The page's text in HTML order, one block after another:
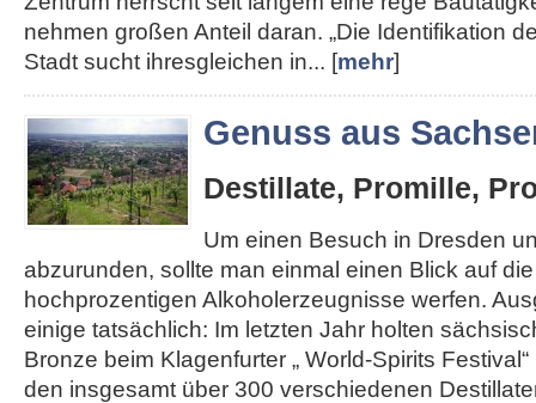
nehmen großen Anteil daran. „Die Identifikation
Stadt sucht ihresgleichen in... [mehr]
Genuss aus
Destillate, Promille,
Um einen Besuch in Dresden
abzurunden, sollte man einmal einen Blick auf
hochprozentigen Alkoholerzeugnisse werfen.
einige tatsächlich: Im letzten Jahr holten
Bronze beim Klagenfurter „ World-Spirits
den insgesamt über 300 verschiedenen